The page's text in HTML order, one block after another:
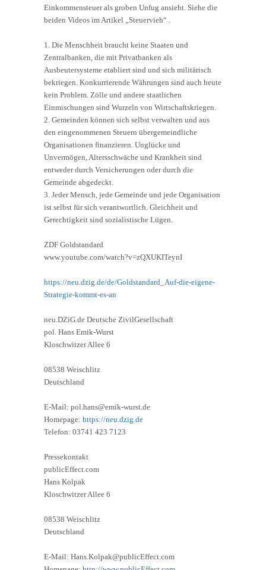
Einkommensteuer als groben Unfug ansieht. Siehe die
beiden Videos im Artikel „Steuervieh“ .
1. Die Menschheit braucht keine Staaten und
Zentralbanken, die mit Privatbanken als
Ausbeutersysteme etabliert sind und sich militärisch
bekriegen. Konkurrierende Währungen sind auch heute
kein Problem. Zölle und andere staatlichen
Einmischungen sind Wurzeln von Wirtschaftskriegen.
2. Gemeinden können sich selbst verwalten und aus
den eingenommenen Steuern übergemeindliche
Organisationen finanzieren. Unglücke und
Unvermögen, Altersschwäche und Krankheit sind
entweder durch Versicherungen oder durch die
Gemeinde abgedeckt.
3. Jeder Mensch, jede Gemeinde und jede Organisation
ist selbst für sich verantwortlich. Gleichheit und
Gerechtigkeit sind sozialistische Lügen.
ZDF Goldstandard
www.youtube.com/watch?v=zQXUKITeynI
https://neu.dzig.de/de/Goldstandard_Auf-die-eigene-
Strategie-kommt-es-an
neu.DZiG.de Deutsche ZivilGesellschaft
pol. Hans Emik-Wurst
Kloschwitzer Allee 6
08538 Weischlitz
Deutschland
E-Mail: pol.hans@emik-wurst.de
Homepage: https://neu.dzig.de
Telefon: 03741 423 7123
Pressekontakt
publicEffect.com
Hans Kolpak
Kloschwitzer Allee 6
08538 Weischlitz
Deutschland
E-Mail: Hans.Kolpak@publicEffect.com